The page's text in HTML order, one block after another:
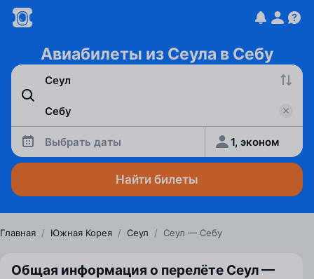
Авиабилеты из Сеула в Себу
Выбрать даты 1, эконом
Найти билеты
Главная / Южная Корея / Сеул / Сеул — Себу
Общая информация о перелёте Сеул —